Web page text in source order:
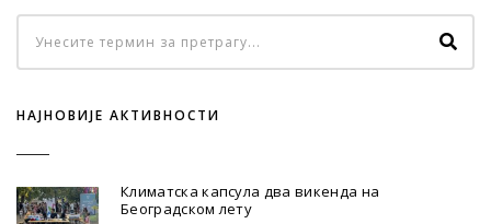
НАЈНОВИЈЕ АКТИВНОСТИ
Климатска капсула два викенда на
Београдском лету